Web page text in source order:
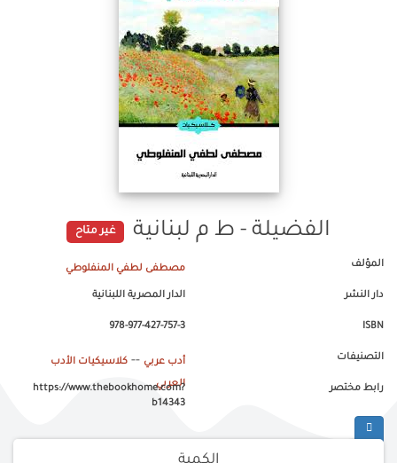
الفضيلة - ط م لبنانية غير متاح
المؤلف مصطفى لطفي المنفلوطي
دار النشر الدار المصرية اللبنانية
ISBN
978-977-427-757-3
التصنيفات أدب عربي -- كلاسيكيات الأدب
العربي رابط مختصر
https://www.thebookhome.com?
b14343